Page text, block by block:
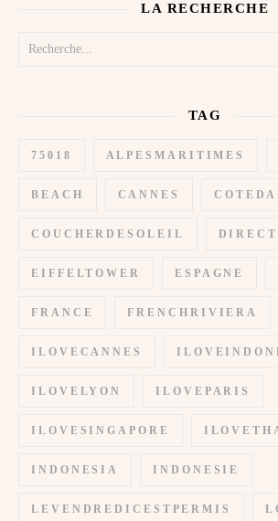
LA RECHERCHE
TAG
75018 ALPESMARITIMES
BEACH CANNES
COUCHERDESOLEIL
EIFFELTOWER ESPAGNE
FRANCE FRENCHRIVIERA
ILOVECANNES
ILOVELYON ILOVEPARIS
ILOVESINGAPORE
INDONESIA INDONESIE
LEVENDREDICESTPERMIS